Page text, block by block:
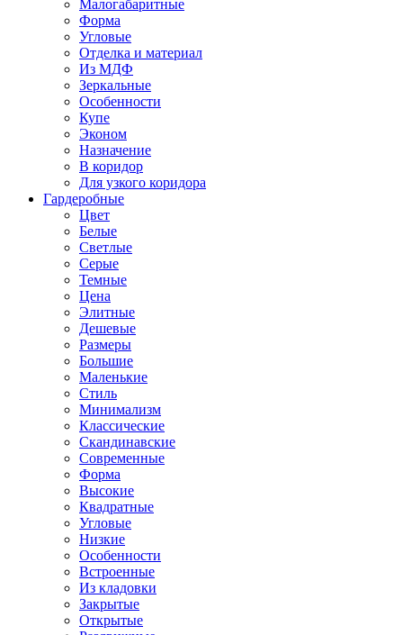
Малогабаритные
Форма
Угловые
Отделка и материал
Из МДФ
Зеркальные
Особенности
Купе
Эконом
Назначение
В коридор
Для узкого коридора
Гардеробные
Цвет
Белые
Светлые
Серые
Темные
Цена
Элитные
Дешевые
Размеры
Большие
Маленькие
Стиль
Минимализм
Классические
Скандинавские
Современные
Форма
Высокие
Квадратные
Угловые
Низкие
Особенности
Встроенные
Из кладовки
Закрытые
Открытые